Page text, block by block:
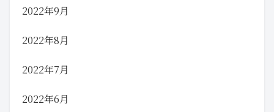
2022年9月
2022年8月
2022年7月
2022年6月